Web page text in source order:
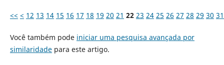
<< < 12 13 14 15 16 17 18 19 20 21 22 23 24 25 26 27 28 29 30 31
Você também pode iniciar uma pesquisa avançada por
similaridadepara este artigo.